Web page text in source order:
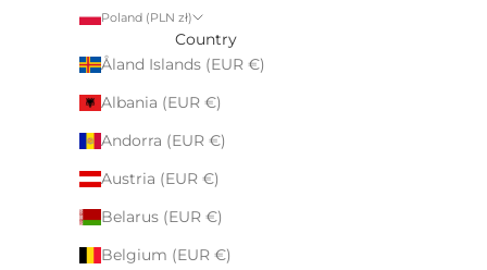
Poland (PLN zł)
Country
Åland Islands (EUR €)
Albania (EUR €)
Andorra (EUR €)
Austria (EUR €)
Belarus (EUR €)
Belgium (EUR €)